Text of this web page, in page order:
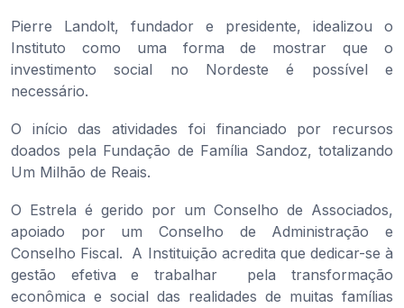
Pierre Landolt, fundador e presidente, idealizou o
Instituto como uma forma de mostrar que o
investimento social no Nordeste é possível e
necessário.
O início das atividades foi financiado por recursos
doados pela Fundação de Família Sandoz, totalizando
Um Milhão de Reais.
O Estrela é gerido por um Conselho de Associados,
apoiado por um Conselho de Administração e
Conselho Fiscal. A Instituição acredita que dedicar-se à
gestão efetiva e trabalhar pela transformação
econômica e social das realidades de muitas famílias